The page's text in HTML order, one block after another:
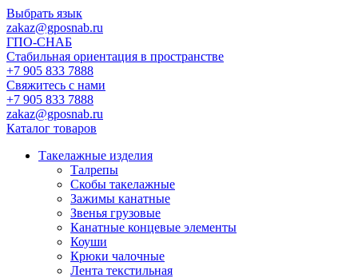
Выбрать язык
zakaz@gposnab.ru
ГПО-СНАБ
Стабильная ориентация в пространстве
+7 905 833 7888
Свяжитесь с нами
+7 905 833 7888
zakaz@gposnab.ru
Каталог товаров
Такелажные изделия
Талрепы
Скобы такелажные
Зажимы канатные
Звенья грузовые
Канатные концевые элементы
Коуши
Крюки чалочные
Лента текстильная